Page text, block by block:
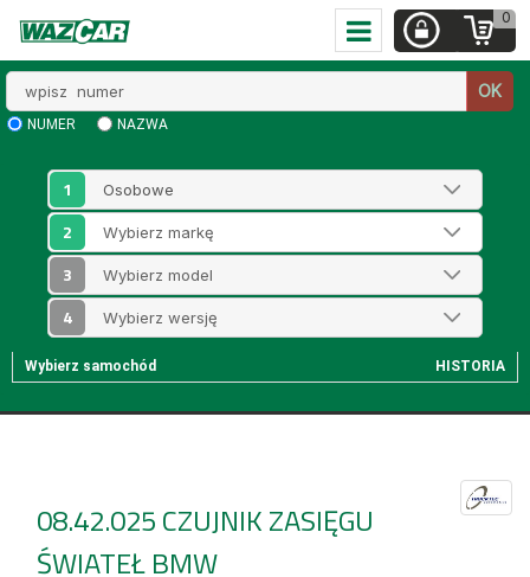
0
numer
OK
NUMER NAZWA
1
2
3
4
Wybierz samochód HISTORIA
08.42.025CZUJNIK ZASIĘGU
ŚWIATEŁ BMW